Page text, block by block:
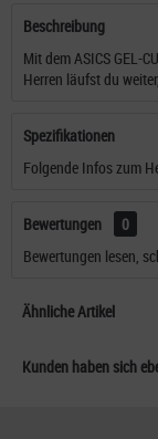
Beschreibung
Mit dem ASICS GEL-
Herren läufst du weiter,
Spezifikationen
Folgende Infos zum
Bewertungen
0
Bewertungen lesen,
Ähnliche Artikel
Kunden haben sich